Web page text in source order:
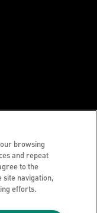
browsing
and repeat
to the
site navigation,
efforts.